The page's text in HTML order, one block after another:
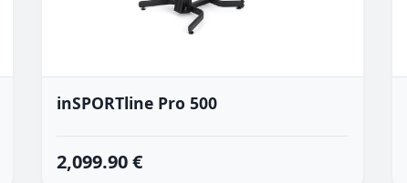
inSPORTline Pro 500
2,099.90 €